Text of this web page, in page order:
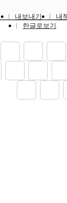
내보내기
내
한글로보기